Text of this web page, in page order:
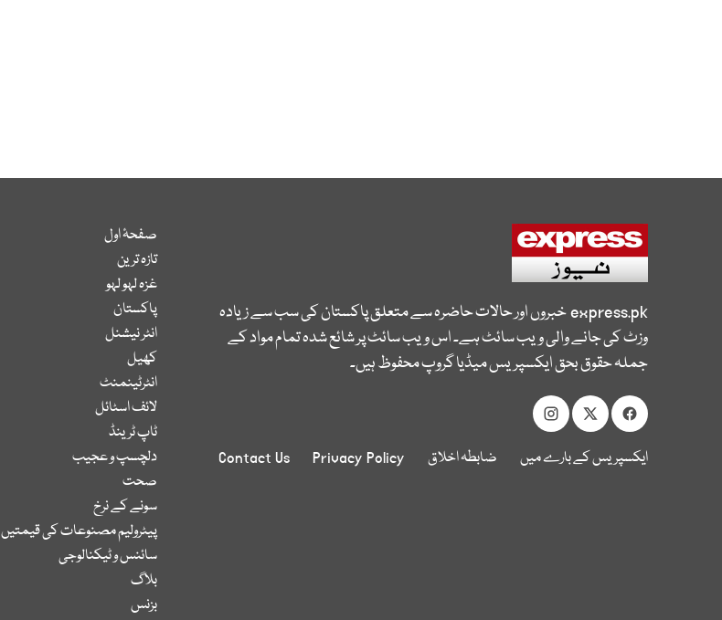
express.pkخبروں اور حالات حاضرہ سے متعلق پاکستان کی سب سے زیادہ
وزٹ کی جانے والی ویب سائٹ ہے۔ اس ویب سائٹ پر شائع شدہ تمام مواد کے
جملہ حقوق بحق ایکسپریس میڈیا گروپ محفوظ ہیں۔
ایکسپریس کے بارے میں ضابطہ اخلاق Privacy Policy
Contact Us
صفحۂ اول
تازہ ترین
غزہ لہو لہو
پاکستان
انٹر نیشنل
کھیل
انٹرٹینمنٹ
لائف اسٹائل
ٹاپ ٹرینڈ
دلچسپ و عجیب
صحت
سونے کے نرخ
پیٹرولیم مصنوعات کی قیمتیں
سائنس و ٹیکنالوجی
بلاگ
بزنس